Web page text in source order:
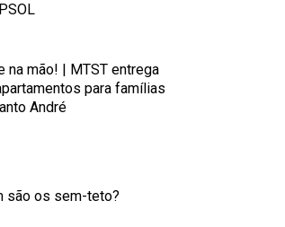
na mão! | MTST entrega
para famílias
André
são os sem-teto?